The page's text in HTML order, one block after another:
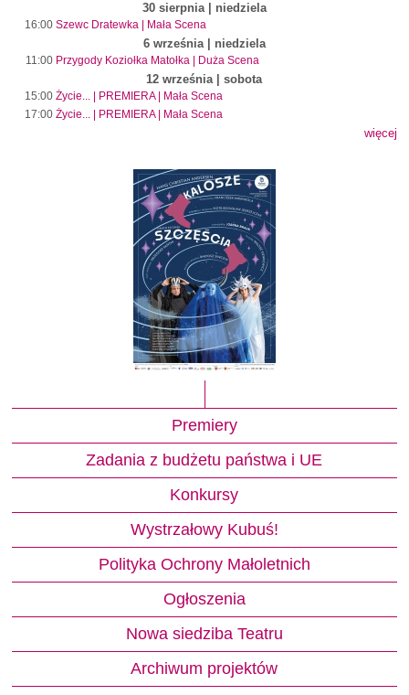
30 sierpnia | niedziela
16:00 Szewc Dratewka | Mała Scena
6 września | niedziela
11:00 Przygody Koziołka Matołka | Duża Scena
12 września | sobota
15:00 Życie... | PREMIERA | Mała Scena
17:00 Życie... | PREMIERA | Mała Scena
więcej
Premiery
Zadania z budżetu państwa i UE
Konkursy
Wystrzałowy Kubuś!
Polityka Ochrony Małoletnich
Ogłoszenia
Nowa siedziba Teatru
Archiwum projektów